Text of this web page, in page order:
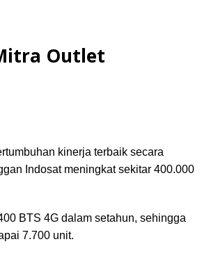
Outlet
kinerja terbaik secara
Indosat meningkat sekitar 400.000
BTS 4G dalam setahun, sehingga
7.700 unit.